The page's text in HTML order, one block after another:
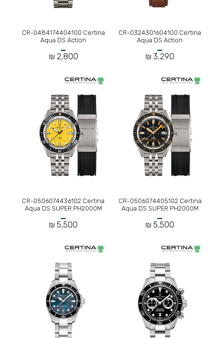
CR-0324301604100 Certina
Aqua DS Action
3,290 ₪
CR-0484174404100 Certina
Aqua DS Action
2,800 ₪
CR-0506074405102 Certina
Aqua DS SUPER PH2000M
5,500 ₪
CR-0506074436102 Certina
Aqua DS SUPER PH2000M
5,500 ₪